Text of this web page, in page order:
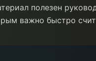
полезен
важно быстро